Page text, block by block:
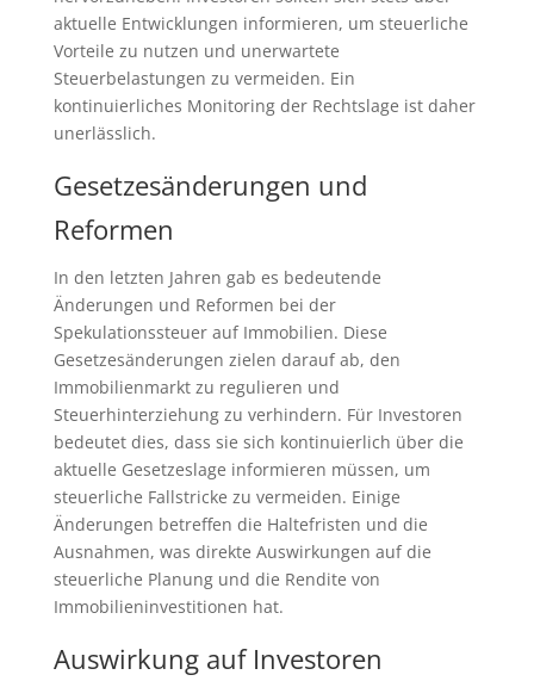
aktuelle Entwicklungen informieren, um steuerliche
Vorteile zu nutzen und unerwartete
Steuerbelastungen zu vermeiden. Ein
kontinuierliches Monitoring der Rechtslage ist daher
unerlässlich.
Gesetzesänderungen und
Reformen
In den letzten Jahren gab es bedeutende
Änderungen und Reformen bei der
Spekulationssteuer auf Immobilien. Diese
Gesetzesänderungen zielen darauf ab, den
Immobilienmarkt zu regulieren und
Steuerhinterziehung zu verhindern. Für Investoren
bedeutet dies, dass sie sich kontinuierlich über die
aktuelle Gesetzeslage informieren müssen, um
steuerliche Fallstricke zu vermeiden. Einige
Änderungen betreffen die Haltefristen und die
Ausnahmen, was direkte Auswirkungen auf die
steuerliche Planung und die Rendite von
Immobilieninvestitionen hat.
Auswirkung auf Investoren